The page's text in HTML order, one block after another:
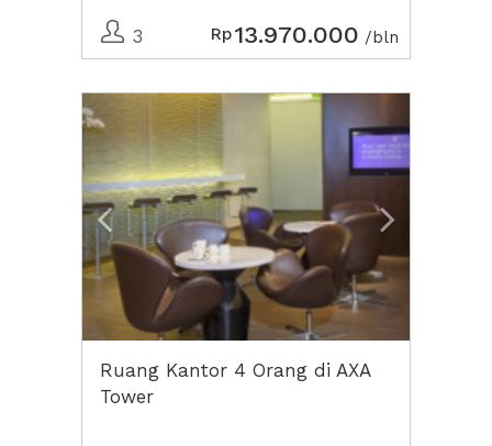
3 Rp13.970.000 /bln
Previous
Ruang Kantor 4 Orang di AXA
Tower